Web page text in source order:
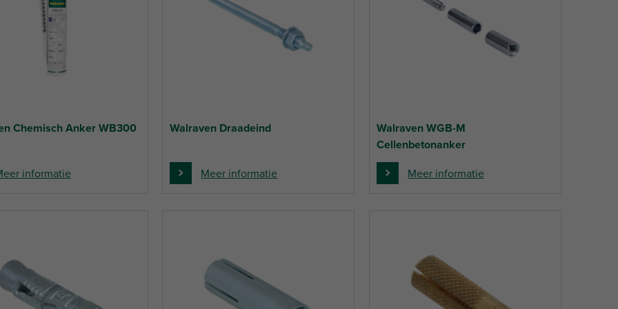
Chemisch Anker WB300
informatie
Walraven Draadeind
Meer informatie
Walraven WGB-M
Cellenbetonanker
Meer informatie